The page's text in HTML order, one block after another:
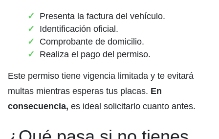
Presenta la factura del vehículo.
Identificación oficial.
Comprobante de domicilio.
Realiza el pago del permiso.
Este permiso tiene vigencia limitada y te evitará
multas mientras esperas tus placas. En
consecuencia, es ideal solicitarlo cuanto antes.